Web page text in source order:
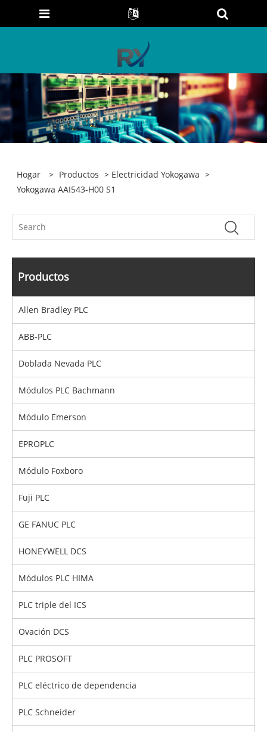
Hogar > Productos > Electricidad Yokogawa >
Yokogawa AAI543-H00 S1
Productos
Allen Bradley PLC
ABB-PLC
Doblada Nevada PLC
Módulos PLC Bachmann
Módulo Emerson
EPROPLC
Módulo Foxboro
Fuji PLC
GE FANUC PLC
HONEYWELL DCS
Módulos PLC HIMA
PLC triple del ICS
Ovación DCS
PLC PROSOFT
PLC eléctrico de dependencia
PLC Schneider